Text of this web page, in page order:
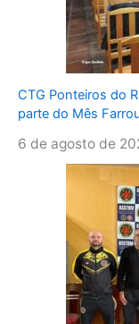
CTG Ponteiros do
parte do Mês
6 de agosto de